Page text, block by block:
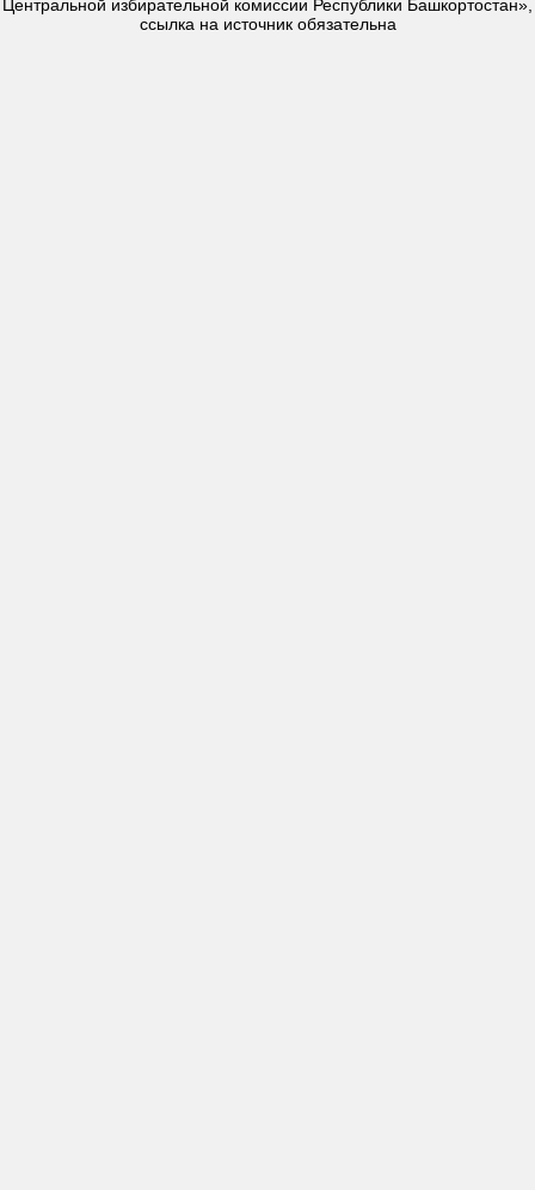
Центральной избирательной комиссии Республики Башкортостан»,
ссылка на источник обязательна